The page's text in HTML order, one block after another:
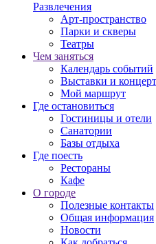
Развлечения
Арт-пространство
Парки и скверы
Театры
Чем заняться
Календарь событий
Выставки и
Мой маршрут
Где остановиться
Гостиницы и отели
Санатории
Базы отдыха
Где поесть
Рестораны
Кафе
О городе
Полезные контакты
Общая информация
Новости